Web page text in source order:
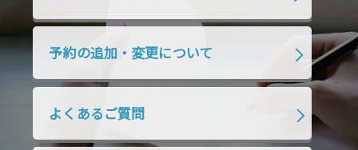
2018年7月 2018年6月
予約の追加・変更について
よくあるご質問